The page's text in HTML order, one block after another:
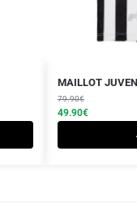
MAILLOT
79.90€
Le
prix
initial
était :
49.90€
Le
prix
actuel
est :
Ce
produit
a